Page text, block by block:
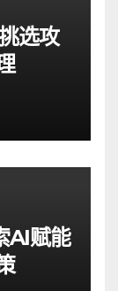
选攻
AI赋能